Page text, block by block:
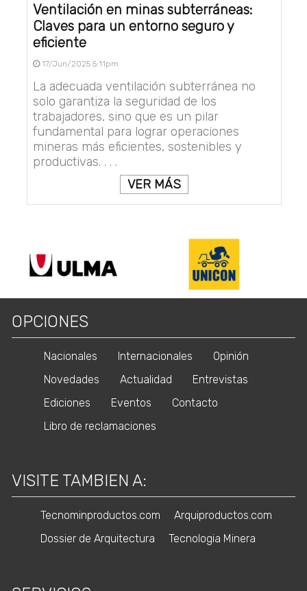
Ventilación en minas subterráneas:
Claves para un entorno seguro y
eficiente
17/Jun/2025 5:11pm
La adecuada ventilación subterránea no
solo garantiza la seguridad de los
trabajadores, sino que es un pilar
fundamental para lograr operaciones
mineras más eficientes, sostenibles y
productivas. . . .
VER MÁS
OPCIONES
Nacionales Internacionales
Opinión
Novedades
Actualidad
Entrevistas
Ediciones
Eventos
Contacto
Libro de reclamaciones
VISITE TAMBIEN A:
Tecnominproductos.com
Arquiproductos.com
Dossier de Arquitectura
Tecnologia Minera